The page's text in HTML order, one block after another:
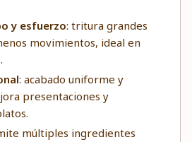
y esfuerzo: tritura grandes
movimientos, ideal en
: acabado uniforme y
presentaciones y
múltiples ingredientes